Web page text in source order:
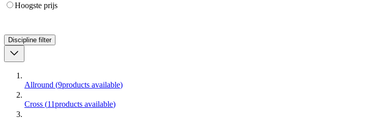
Hoogste prijs
Discipline filter
Allround (9products available)
Cross (11products available)